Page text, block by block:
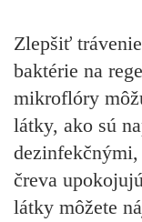
Zlepšiť
baktérie na
mikroflóry
látky, ako sú
čreva
látky môžete